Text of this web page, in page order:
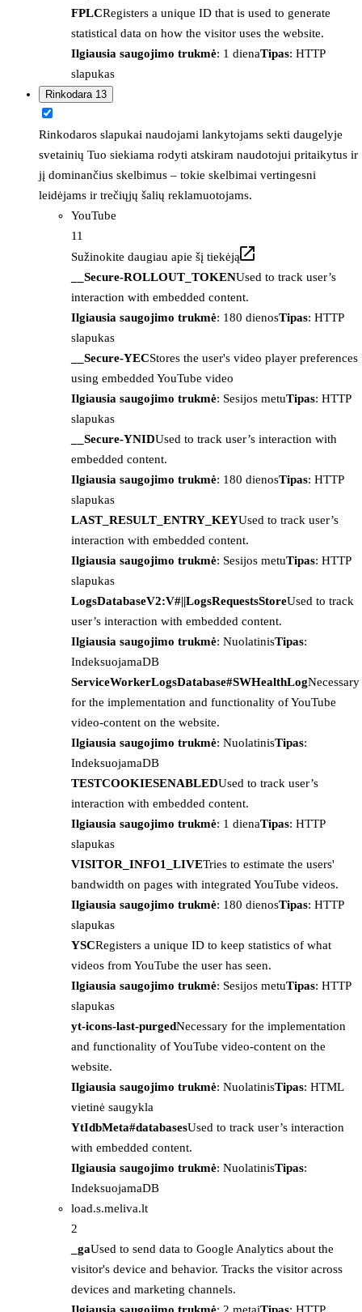
FPLCRegisters a unique ID that is used to generate
statistical data on how the visitor uses the website.
Ilgiausia saugojimo trukmė: 1 dienaTipas: HTTP
slapukas
Rinkodara 13
Rinkodaros slapukai naudojami lankytojams sekti daugelyje
svetainių Tuo siekiama rodyti atskiram naudotojui pritaikytus ir
jį dominančius skelbimus – tokie skelbimai vertingesni
leidėjams ir trečiųjų šalių reklamuotojams.
YouTube
11
Sužinokite daugiau apie šį tiekėją
__Secure-ROLLOUT_TOKENUsed to track user’s
interaction with embedded content.
Ilgiausia saugojimo trukmė: 180 dienosTipas: HTTP
slapukas
__Secure-YECStores the user's video player preferences
using embedded YouTube video
Ilgiausia saugojimo trukmė: Sesijos metuTipas: HTTP
slapukas
__Secure-YNIDUsed to track user’s interaction with
embedded content.
Ilgiausia saugojimo trukmė: 180 dienosTipas: HTTP
slapukas
LAST_RESULT_ENTRY_KEYUsed to track user’s
interaction with embedded content.
Ilgiausia saugojimo trukmė: Sesijos metuTipas: HTTP
slapukas
LogsDatabaseV2:V#||LogsRequestsStoreUsed to track
user’s interaction with embedded content.
Ilgiausia saugojimo trukmė: NuolatinisTipas:
IndeksuojamaDB
ServiceWorkerLogsDatabase#SWHealthLogNecessary
for the implementation and functionality of YouTube
video-content on the website.
Ilgiausia saugojimo trukmė: NuolatinisTipas:
IndeksuojamaDB
TESTCOOKIESENABLEDUsed to track user’s
interaction with embedded content.
Ilgiausia saugojimo trukmė: 1 dienaTipas: HTTP
slapukas
VISITOR_INFO1_LIVETries to estimate the users'
bandwidth on pages with integrated YouTube videos.
Ilgiausia saugojimo trukmė: 180 dienosTipas: HTTP
slapukas
YSCRegisters a unique ID to keep statistics of what
videos from YouTube the user has seen.
Ilgiausia saugojimo trukmė: Sesijos metuTipas: HTTP
slapukas
yt-icons-last-purgedNecessary for the implementation
and functionality of YouTube video-content on the
website.
Ilgiausia saugojimo trukmė: NuolatinisTipas: HTML
vietinė saugykla
YtIdbMeta#databasesUsed to track user’s interaction
with embedded content.
Ilgiausia saugojimo trukmė: NuolatinisTipas:
IndeksuojamaDB
load.s.meliva.lt
2
_gaUsed to send data to Google Analytics about the
visitor's device and behavior. Tracks the visitor across
devices and marketing channels.
Ilgiausia saugojimo trukmė: 2 metaiTipas: HTTP